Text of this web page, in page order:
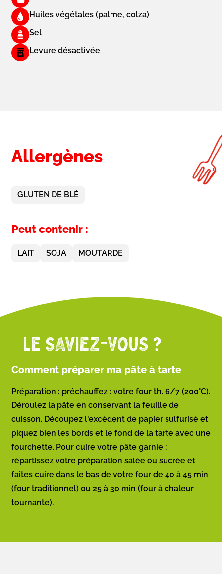
Huiles végétales (palme, colza)
Sel
Levure désactivée
Allergènes
GLUTEN DE BLÉ
Peut contenir :
LAIT SOJA MOUTARDE
LE SAVIEZ-VOUS ?
Comment préparer ma pâte à tarte
Préparation : préchauffez : votre four th. 6/7 (200°C).
Déroulez la pâte en conservant la feuille de
cuisson. Découpez l'excédent de papier sulfurisé et
piquez bien les bords et le fond de la tarte avec une
fourchette. Pour cuire votre pâte garnie :
répartissez votre préparation salée ou sucrée et
faites cuire dans le bas de votre four de 40 à 45 min
(four traditionnel) ou 25 à 30 min (four à chaleur
tournante).